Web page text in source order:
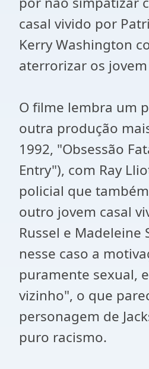
casal vivido por
Kerry Washington
aterrorizar os jovem
O filme lembra um
outra produção
1992, "Obsessão
Entry"), com Ray
policial que
outro jovem casal
Russel e Madeleine
nesse caso a
puramente sexual,
vizinho", o que
personagem de
puro racismo.